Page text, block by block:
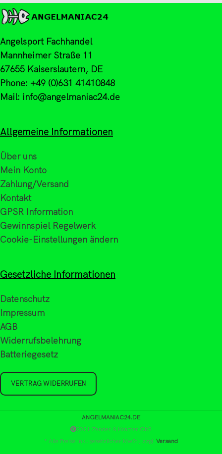
Angelsport Fachhandel
Mannheimer Straße 11
67655 Kaiserslautern, DE
Phone: +49 (0)631 41410848
Mail: info@angelmaniac24.de
Allgemeine Informationen
Über uns
Mein Konto
Zahlung/Versand
Kontakt
GPSR Information
Gewinnspiel Regelwerk
Cookie-Einstellungen ändern
Gesetzliche Informationen
Datenschutz
Impressum
AGB
Widerrufsbelehrung
Batteriegesetz
VERTRAG WIDERRUFEN
ANGELMANIAC24.DE
2021 Zander & Krämer GbR
* Alle Preise inkl. gesetzlicher MwSt., zzgl. Versand